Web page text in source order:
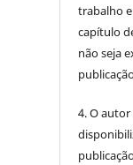
trabalho
capítulo
não seja
4. O